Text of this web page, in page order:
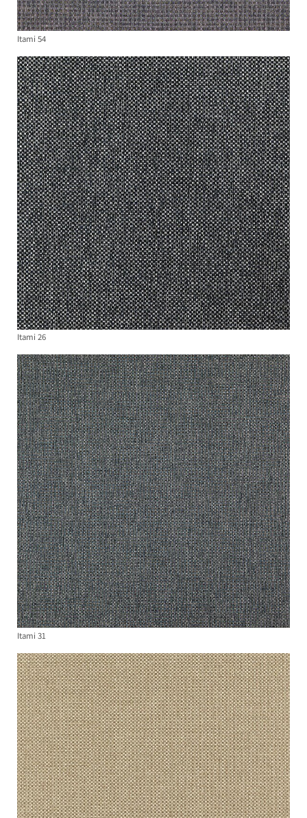
Itami 54
Itami 26
Itami 31